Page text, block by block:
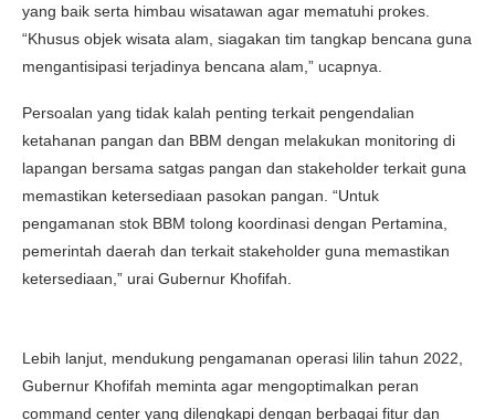
yang baik serta himbau wisatawan agar mematuhi prokes.
“Khusus objek wisata alam, siagakan tim tangkap bencana guna
mengantisipasi terjadinya bencana alam,” ucapnya.
Persoalan yang tidak kalah penting terkait pengendalian
ketahanan pangan dan BBM dengan melakukan monitoring di
lapangan bersama satgas pangan dan stakeholder terkait guna
memastikan ketersediaan pasokan pangan. “Untuk
pengamanan stok BBM tolong koordinasi dengan Pertamina,
pemerintah daerah dan terkait stakeholder guna memastikan
ketersediaan,” urai Gubernur Khofifah.
Lebih lanjut, mendukung pengamanan operasi lilin tahun 2022,
Gubernur Khofifah meminta agar mengoptimalkan peran
command center yang dilengkapi dengan berbagai fitur dan